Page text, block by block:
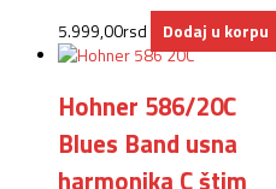
5.999,00rsd Dodaj u korpu
Hohner 586/20C
Blues Band usna
harmonika C štim